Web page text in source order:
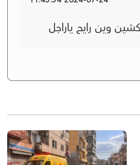
وين رايح ياراجل